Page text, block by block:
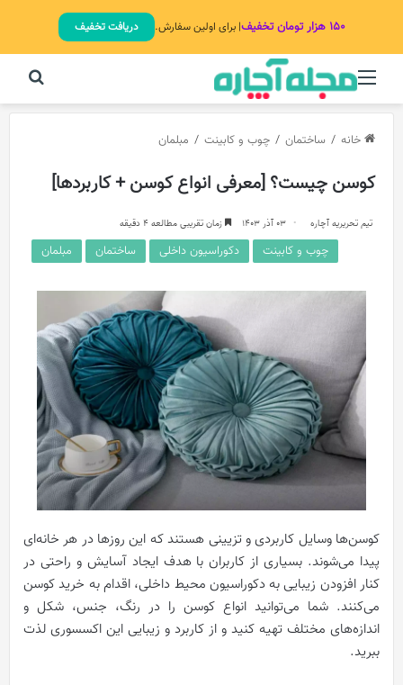
۱۵۰ هزار تومان تخفیف | برای اولین سفارش. دریافت تخفیف
منو
خانه / ساختمان / چوب و کابینت / مبلمان
کوسن چیست؟ [معرفی انواع کوسن + کاربردها]
تیم تحریریه آچاره 03 آذر 1403 زمان تقریبی مطالعه 4 دقیقه
چوب و کابینت دکوراسیون داخلی ساختمان مبلمان
کوسن‌ها وسایل کاربردی و تزیینی هستند که این روزها در هر خانه‌ای
پیدا می‌شوند. بسیاری از کاربران با هدف ایجاد آسایش و راحتی در
کنار افزودن زیبایی به دکوراسیون محیط داخلی، اقدام به خرید کوسن‌
می‌کنند. شما می‌توانید انواع کوسن را در رنگ، جنس، شکل و
اندازه‌های مختلف تهیه کنید و از کاربرد و زیبایی این اکسسوری لذت
ببرید.